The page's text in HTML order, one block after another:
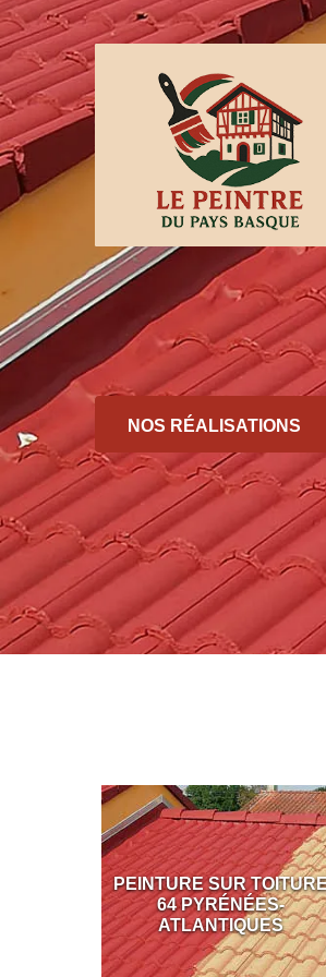
NOS RÉALISATIONS
PEINTRE INTÉRIEUR 64
PYRÉNÉES-
ATLANTIQUES